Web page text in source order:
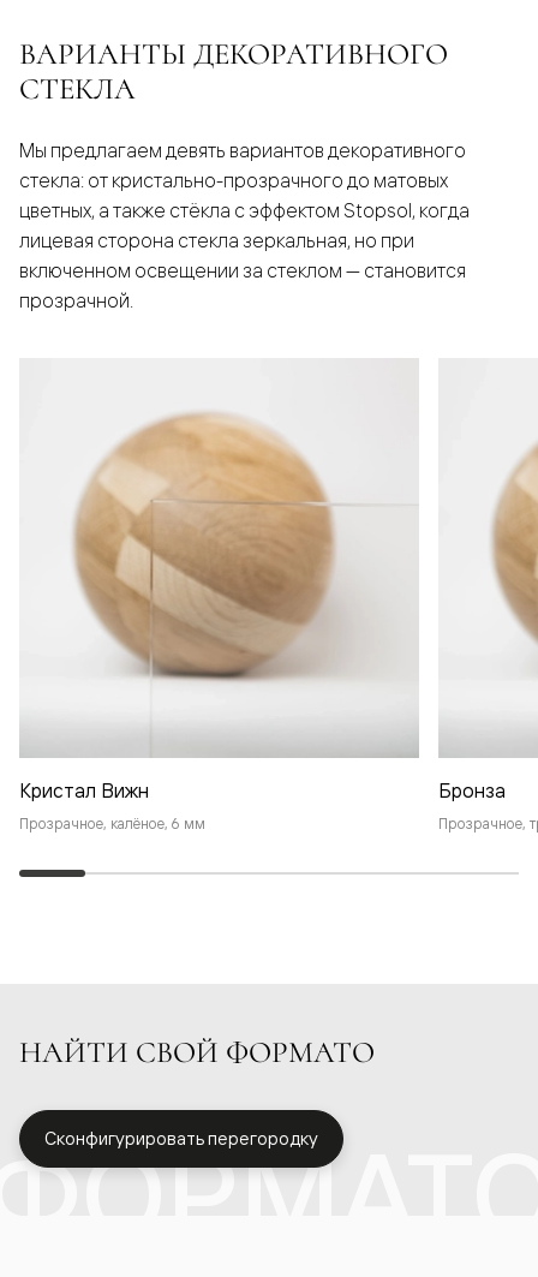
ВАРИАНТЫ ДЕКОРАТИВНОГО
СТЕКЛА
Мы предлагаем девять вариантов декоративного
стекла: от кристально-прозрачного до матовых
цветных, а также стёкла с эффектом Stopsol, когда
лицевая сторона стекла зеркальная, но при
включенном освещении за стеклом — становится
прозрачной.
Кристал Вижн
Прозрачное, калёное, 6 мм
Бронза
Прозрачное,
НАЙТИ СВОЙ ФОРМАТО
Сконфигурировать перегородку